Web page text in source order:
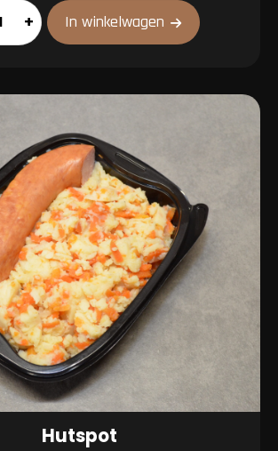
+ In winkelwagen
Hutspot